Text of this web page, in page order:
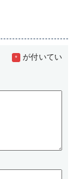
*
が付いてい